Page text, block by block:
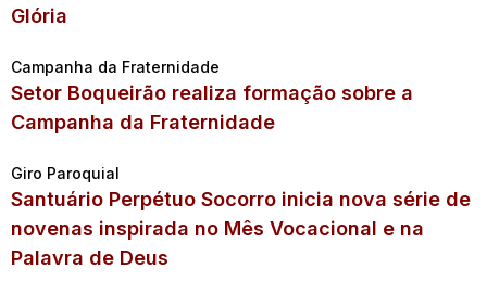
Glória
Campanha da Fraternidade
Setor Boqueirão realiza formação sobre a
Campanha da Fraternidade
Giro Paroquial
Santuário Perpétuo Socorro inicia nova série de
novenas inspirada no Mês Vocacional e na
Palavra de Deus